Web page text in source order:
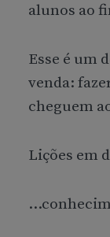
alunos ao
Esse é um
venda:
cheguem
Lições em